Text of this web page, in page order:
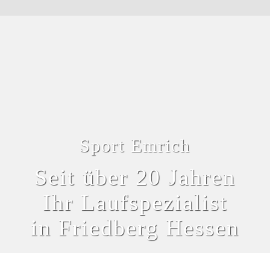
Sport Emrich
Seit über 20 Jahren
Ihr Laufspezialist
in Friedberg Hessen